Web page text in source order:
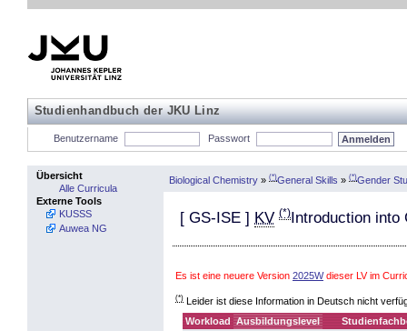
Studienhandbuch der JKU Linz
Benutzername Passwort
Übersicht
Alle Curricula
Externe Tools
KUSSS
Auwea NG
Biological Chemistry » (*)General Skills » (*)Gender
[ GS-ISE ] KV (*)Introduction into
Es ist eine neuere Version 2025Wdieser LV im
(*) Leider ist diese Information in Deutsch nicht
Workload Ausbildungslevel